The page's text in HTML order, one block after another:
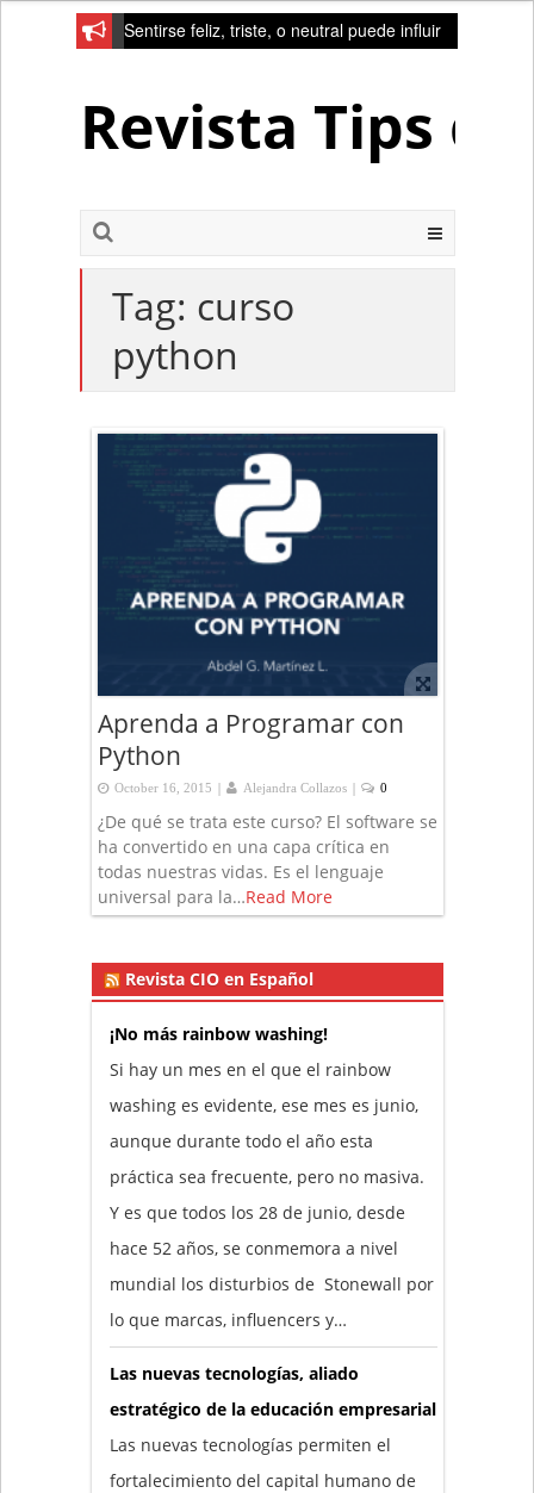
Sentirse feliz, triste, o neutral puede influir
Revista Tips
Tag: curso
python
Aprenda a Programar con
Python
October 16, 2015 | Alejandra Collazos | 0
¿De qué se trata este curso? El software se
ha convertido en una capa crítica en
todas nuestras vidas. Es el lenguaje
universal para la…Read More
Revista CIO en Español
¡No más rainbow washing!
Si hay un mes en el que el rainbow
washing es evidente, ese mes es junio,
aunque durante todo el año esta
práctica sea frecuente, pero no masiva.
Y es que todos los 28 de junio, desde
hace 52 años, se conmemora a nivel
mundial los disturbios de Stonewall por
lo que marcas, influencers y…
Las nuevas tecnologías, aliado
estratégico de la educación empresarial
Las nuevas tecnologías permiten el
fortalecimiento del capital humano de